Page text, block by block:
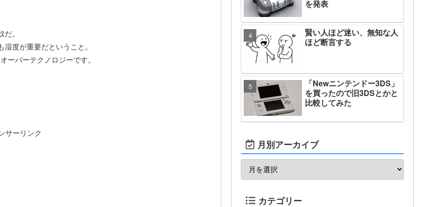
。
度が重要だということ。
ーバーテクノロジーです。
サーリンク
を発表
賢い人ほど迷い、無知な人
ほど断言する
「Newニンテンドー3DS」
を買ったので旧3DSとかと
比較してみた
月別アーカイブ
カテゴリー